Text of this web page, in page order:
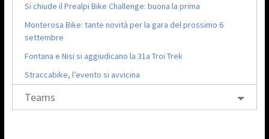
Si chiude il Prealpi Bike Challenge: buona la prima
Monterosa Bike: tante novità per la gara del prossimo 6
settembre
Fontana e Nisi si aggiudicano la 31a Troi Trek
Straccabike, l’evento si avvicina
Teams